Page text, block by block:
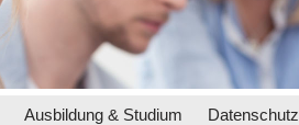
Ausbildung & Studium Datenschutz